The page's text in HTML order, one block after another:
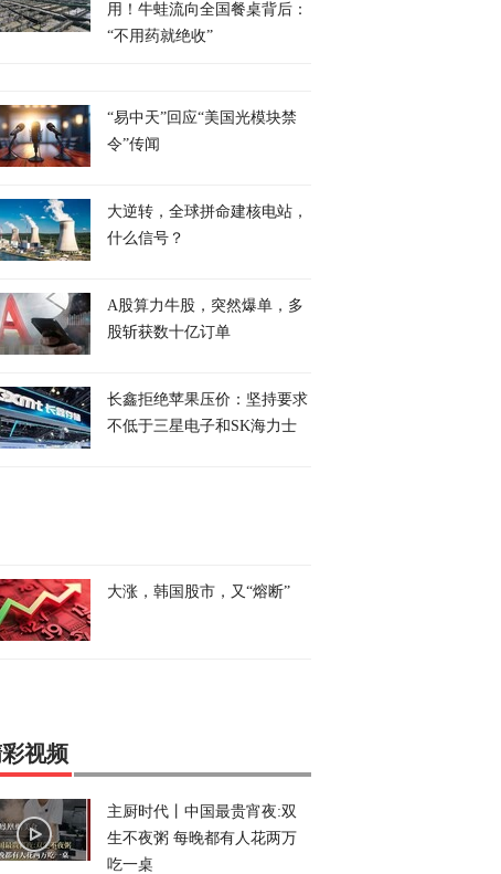
用！牛蛙流向全国餐桌背后：
“不用药就绝收”
“易中天”回应“美国光模块禁
令”传闻
大逆转，全球拼命建核电站，
什么信号？
A股算力牛股，突然爆单，多
股斩获数十亿订单
长鑫拒绝苹果压价：坚持要求
不低于三星电子和SK海力士
大涨，韩国股市，又“熔断”
视频
主厨时代丨中国最贵宵夜:双
生不夜粥 每晚都有人花两万
吃一桌